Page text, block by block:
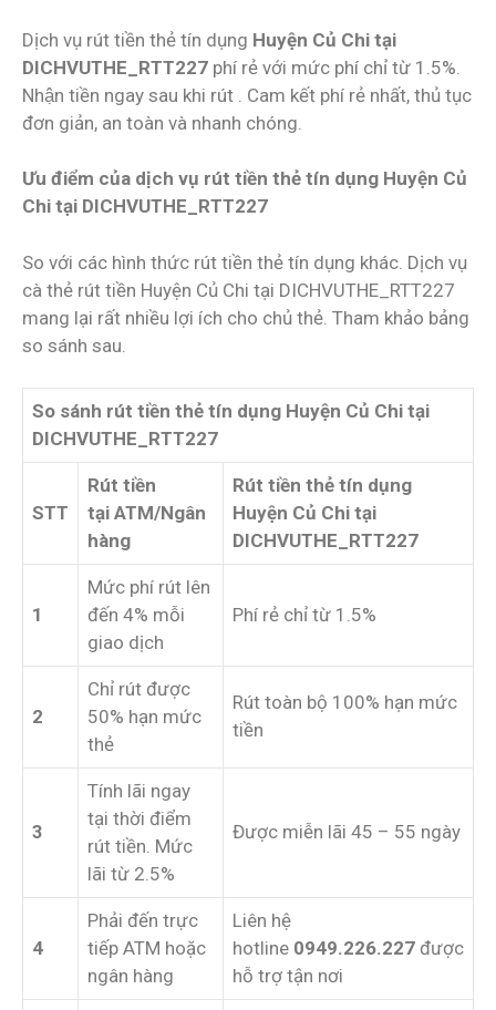
Dịch vụ rút tiền thẻ tín dụng Huyện Củ Chi tại
DICHVUTHE_RTT227 phí rẻ với mức phí chỉ từ 1.5%.
Nhận tiền ngay sau khi rút . Cam kết phí rẻ nhất, thủ tục
đơn giản, an toàn và nhanh chóng.
Ưu điểm của dịch vụ rút tiền thẻ tín dụng Huyện Củ
Chi tại DICHVUTHE_RTT227
So với các hình thức rút tiền thẻ tín dụng khác. Dịch vụ
cà thẻ rút tiền Huyện Củ Chi tại DICHVUTHE_RTT227
mang lại rất nhiều lợi ích cho chủ thẻ. Tham khảo bảng
so sánh sau.
So sánh rút tiền thẻ tín dụng Huyện Củ Chi tại
DICHVUTHE_RTT227
STT
Rút tiền
tại ATM/Ngân
hàng
Rút tiền thẻ tín dụng
Huyện Củ Chi tại
DICHVUTHE_RTT227
1
Mức phí rút lên
đến 4% mỗi
giao dịch
Phí rẻ chỉ từ 1.5%
2
Chỉ rút được
50% hạn mức
thẻ
Rút toàn bộ 100% hạn mức
tiền
3
Tính lãi ngay
tại thời điểm
rút tiền. Mức
lãi từ 2.5%
Được miễn lãi 45 – 55 ngày
4
Phải đến trực
tiếp ATM hoặc
ngân hàng
Liên hệ
hotline 0949.226.227 được
hỗ trợ tận nơi